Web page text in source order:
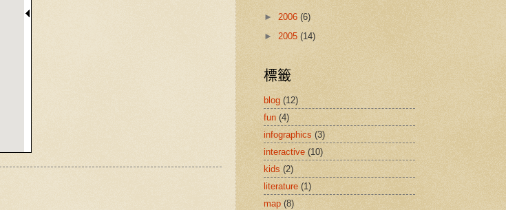
► 2006 (6)
► 2005 (14)
標籤
blog (12)
fun (4)
infographics (3)
interactive (10)
kids (2)
literature (1)
map (8)